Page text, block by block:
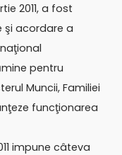
2011, a fost
şi acordare a
pentru
Muncii, Familiei
funcţionarea
impune câteva